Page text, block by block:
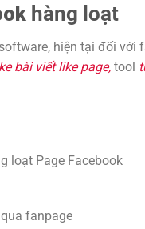
hàng loạt
hiện tại đối với
bài viết like page, tool
loạt Page Facebook
fanpage